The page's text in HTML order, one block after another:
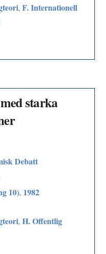
,F. Internationell
starka
Debatt
10), 1982
,H. Offentlig